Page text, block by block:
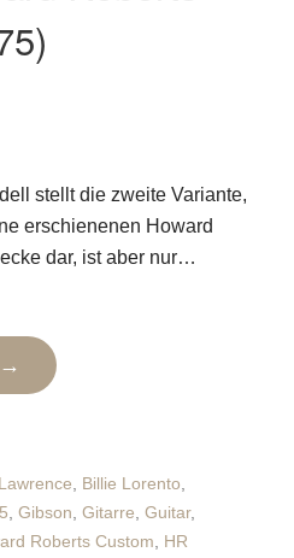
stellt die zweite Variante,
erschienenen Howard
dar, ist aber nur…
Billie Lorento
Gibson Gitarre Guitar,
Roberts Custom
HR